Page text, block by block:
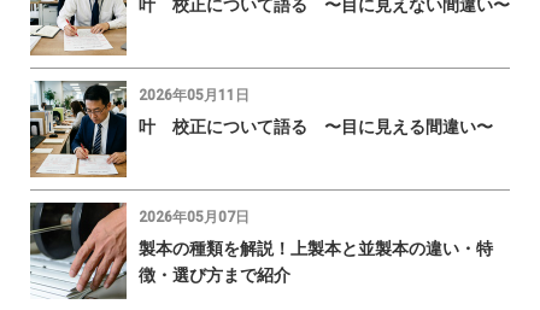
叶 校正について語る 〜目に見えない間違い〜
2026年05月11日
叶 校正について語る 〜目に見える間違い〜
2026年05月07日
製本の種類を解説！上製本と並製本の違い・特
徴・選び方まで紹介